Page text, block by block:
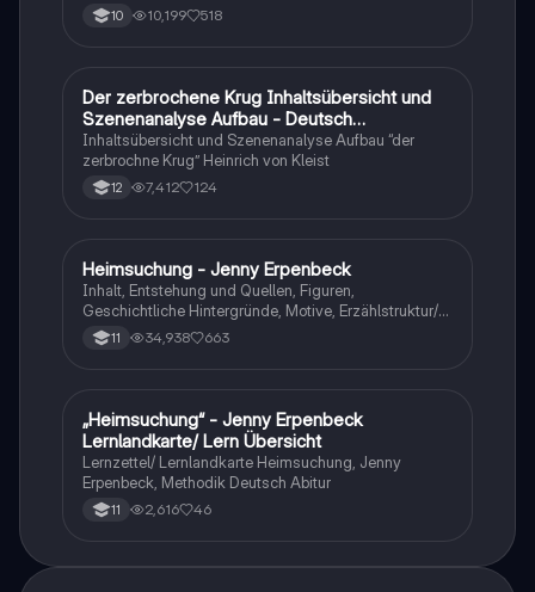
10 10,199 518
Deutsch
Der zerbrochene Krug Inhaltsübersicht und
Szenenanalyse Aufbau - Deutsch
Q1/Q2/Abitur
Inhaltsübersicht und Szenenanalyse Aufbau “der
zerbrochne Krug” Heinrich von Kleist
12 7,412 124
Deutsch
Heimsuchung - Jenny Erpenbeck
Inhalt, Entstehung und Quellen, Figuren,
Geschichtliche Hintergründe, Motive, Erzählstruktur/-
stil 11 34,938 663
Deutsch
„Heimsuchung“ - Jenny Erpenbeck
Lernlandkarte/ Lern Übersicht
Lernzettel/ Lernlandkarte Heimsuchung, Jenny
Erpenbeck, Methodik Deutsch Abitur
11 2,616 46